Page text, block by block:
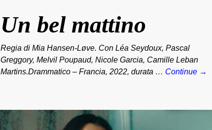
Un bel mattino
Regia di Mia Hansen-Løve. Con Léa Seydoux, Pascal
Greggory, Melvil Poupaud, Nicole Garcia, Camille Leban
Martins.Drammatico – Francia, 2022, durata … Continue →